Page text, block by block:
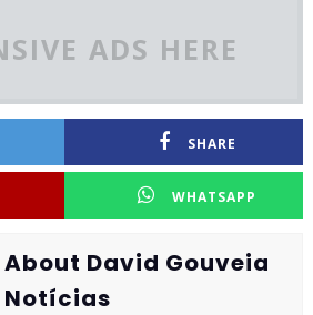
ADS HERE
SHARE
WHATSAPP
About David Gouveia
Notícias